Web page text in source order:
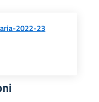
2022-23